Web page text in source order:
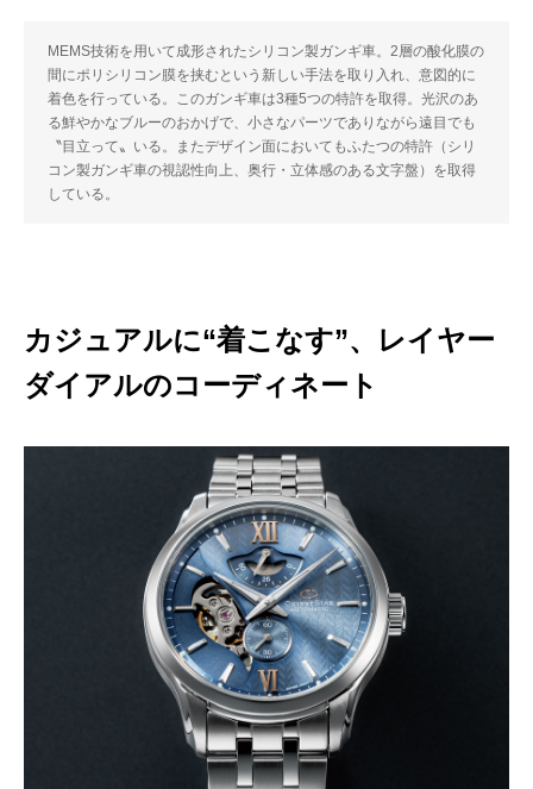
MEMS技術を用いて成形されたシリコン製ガンギ車。2層の酸化膜の
間にポリシリコン膜を挟むという新しい手法を取り入れ、意図的に
着色を行っている。このガンギ車は3種5つの特許を取得。光沢のあ
る鮮やかなブルーのおかげで、小さなパーツでありながら遠目でも
〝目立って〟いる。またデザイン面においてもふたつの特許（シリ
コン製ガンギ車の視認性向上、奥行・立体感のある文字盤）を取得
している。
カジュアルに“着こなす”、レイヤー
ダイアルのコーディネート